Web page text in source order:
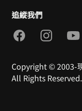
追縱我們
Copyright © 2003-
All Rights Reserved.